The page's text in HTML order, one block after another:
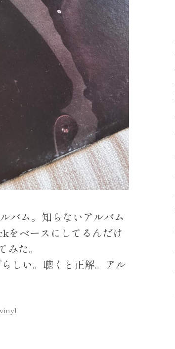
バム。知らないアルバム
をベースにしてるんだけ
た。
しい。聴くと正解。アル
vinyl